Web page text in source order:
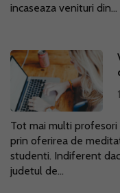
incaseaza venituri din...
Tot mai multi
prin oferirea de
studenti. Indiferent
judetul de...